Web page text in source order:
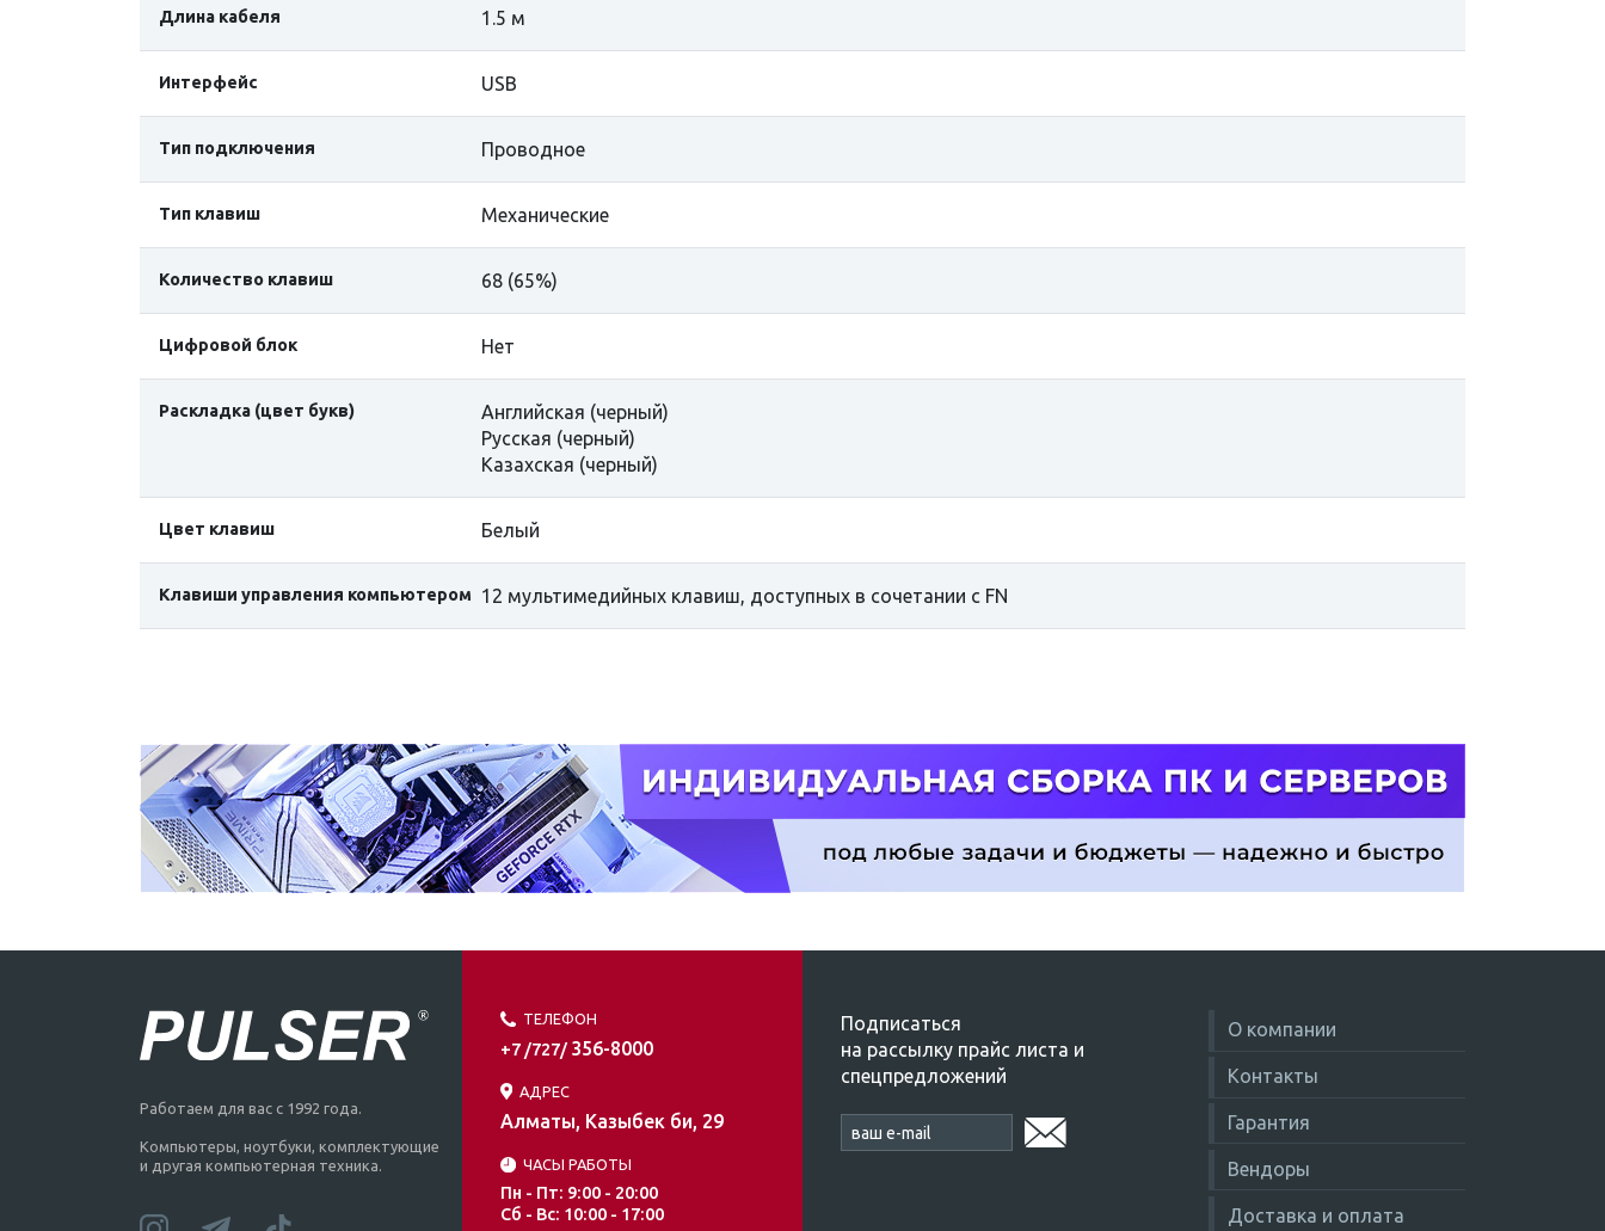
Длина кабеля 1.5 м
Интерфейс USB
Тип подключения Проводное
Тип клавиш Механические
Количество клавиш 68 (65%)
Цифровой блок Нет
Раскладка (цвет букв)
Английская (черный)
Русская (черный)
Казахская (черный)
Цвет клавиш Белый
Клавиши управления компьютером 12 мультимедийных клавиш, доступных в сочетании с FN
Работаем для вас с 1992 года.
Компьютеры, ноутбуки, комплектующие
и другая компьютерная техника.
ТЕЛЕФОН
+7 /727/ 356-8000
АДРЕС
Алматы, Казыбек би, 29
ЧАСЫ РАБОТЫ
Пн - Пт: 9:00 - 20:00
Сб - Вс: 10:00 - 17:00
Подписаться
на рассылку прайс листа и
спецпредложений
О компании
Контакты
Гарантия
Вендоры
Доставка и оплата